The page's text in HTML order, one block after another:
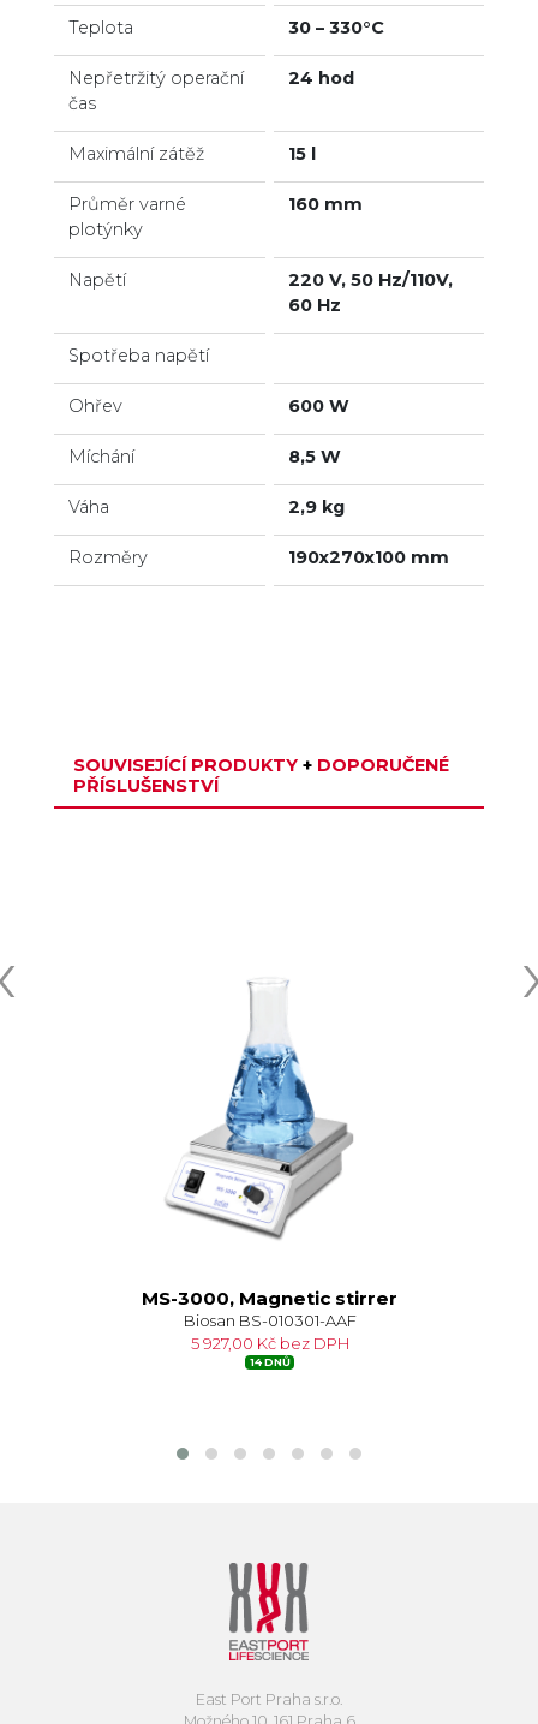
Teplota 30 – 330°C
Nepřetržitý operační
čas
24 hod
Maximální zátěž 15 l
Průměr varné
plotýnky
160 mm
Napětí
220 V, 50 Hz/110V,
60 Hz
Spotřeba napětí
Ohřev 600 W
Míchání 8,5 W
Váha 2,9 kg
Rozměry 190x270x100 mm
SOUVISEJÍCÍ PRODUKTY +DOPORUČENÉ
PŘÍSLUŠENSTVÍ
MS-3000, Magnetic stirrer
Biosan BS-010301-AAF
5 927,00 Kč bez DPH
14 DNŮ
East Port Praha s.r.o.